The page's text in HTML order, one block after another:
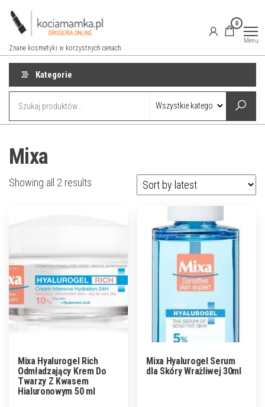
Przejdź
Znane kosmetyki w korzystnych cenach
0
Menu
Kategorie
Mixa
Showing all 2 results
Mixa Hyalurogel Rich
Odmładzający Krem ​​Do
Twarzy Z Kwasem
Hialuronowym 50 ml
Mixa Hyalurogel Serum
dla Skóry Wrażliwej 30ml